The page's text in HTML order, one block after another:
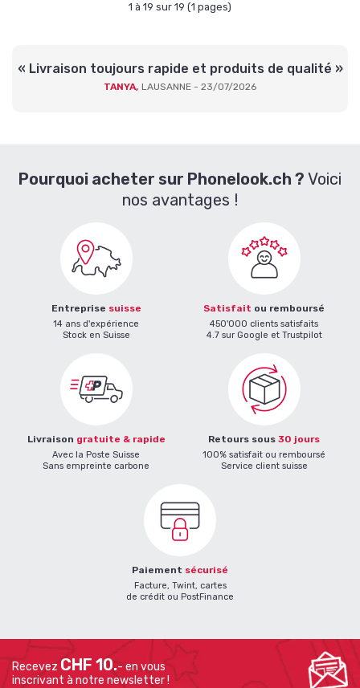
1 à 19 sur 19 (1 pages)
« Livraison toujours rapide et produits de qualité »
TANYA, LAUSANNE - 23/07/2026
Pourquoi acheter sur Phonelook.ch ? Voici
nos avantages !
Entreprise suisse
14 ans d'expérience
Stock en Suisse
Satisfait ou remboursé
450'000 clients satisfaits
4.7 sur Google et Trustpilot
Livraison gratuite & rapide
Avec la Poste Suisse
Sans empreinte carbone
Retours sous 30 jours
100% satisfait ou remboursé
Service client suisse
Paiement sécurisé
Facture, Twint, cartes
de crédit ou PostFinance
RecevezCHF 10.- en vous
inscrivant à notre newsletter !